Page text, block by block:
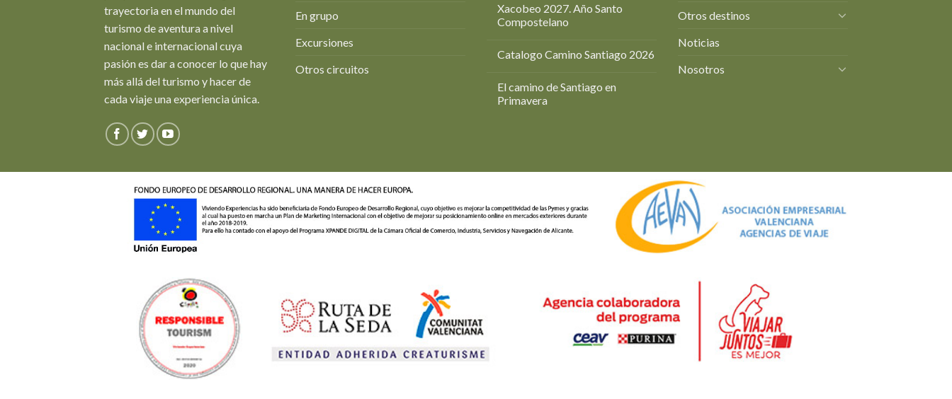
trayectoria en el mundo del
turismo de aventura a nivel
nacional e internacional cuya
pasión es dar a conocer lo que hay
más allá del turismo y hacer de
cada viaje una experiencia única.
En grupo
Excursiones
Otros circuitos
Xacobeo 2027. Año Santo
Compostelano
Catalogo Camino Santiago 2026
El camino de Santiago en
Primavera
Otros destinos
Noticias
Nosotros